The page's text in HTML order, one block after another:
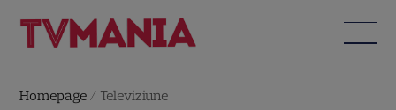
Homepage / Televiziune